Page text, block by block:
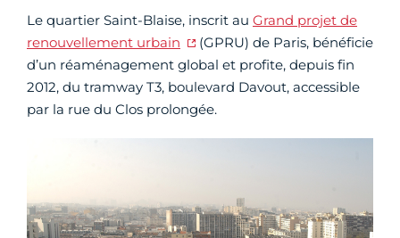
Le quartier Saint-Blaise, inscrit au Grand projet de
renouvellement urbain
(GPRU) de Paris, bénéficie
d’un réaménagement global et profite, depuis fin
2012, du tramway T3, boulevard Davout, accessible
par la rue du Clos prolongée.